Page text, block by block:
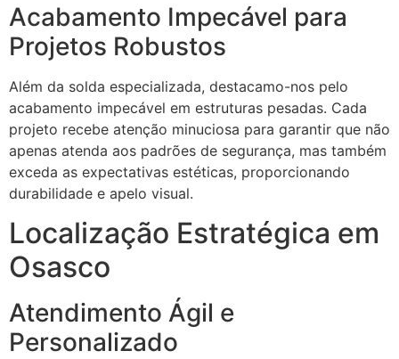
Acabamento Impecável para
Projetos Robustos
Além da solda especializada, destacamo-nos pelo
acabamento impecável em estruturas pesadas. Cada
projeto recebe atenção minuciosa para garantir que não
apenas atenda aos padrões de segurança, mas também
exceda as expectativas estéticas, proporcionando
durabilidade e apelo visual.
Localização Estratégica em
Osasco
Atendimento Ágil e
Personalizado